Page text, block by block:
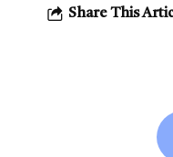
Share This